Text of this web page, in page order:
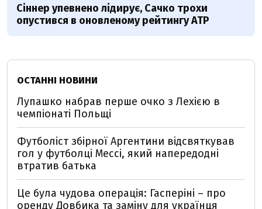
Сіннер упевнено лідирує, Сачко трохи
опустився в оновленому рейтингу АТР
ОСТАННІ НОВИНИ
Лупашко набрав перше очко з Лехією в
чемпіонаті Польщі
Футболіст збірної Аргентини відсвяткував
гол у футболці Мессі, який напередодні
втратив батька
Це була чудова операція: Гасперіні – про
оренду Довбика та заміну для українця